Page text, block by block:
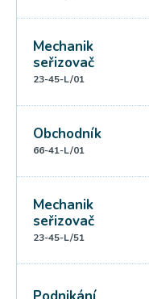
Mechanik
seřizovač
23-45-L/01
Obchodník
66-41-L/01
Mechanik
seřizovač
23-45-L/51